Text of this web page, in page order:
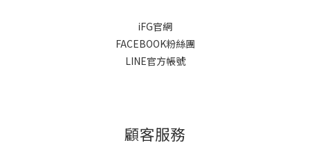
iFG官網
FACEBOOK粉絲團
LINE官方帳號
顧客服務